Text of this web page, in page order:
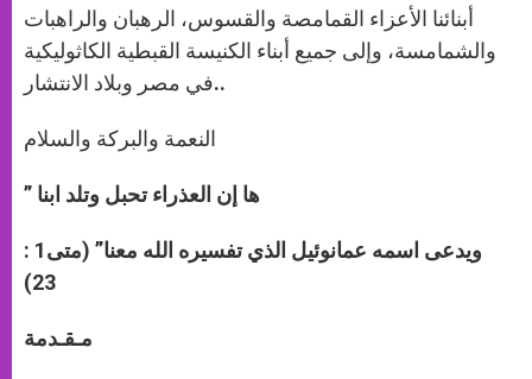
أبنائنا الأعزاء القمامصة والقسوس، الرهبان والراهبات
والشمامسة، وإلى جميع أبناء الكنيسة القبطية الكاثوليكية
في مصر وبلاد الانتشار..
النعمة والبركة والسلام
” ها إن العذراء تحبل وتلد ابنا
ويدعى اسمه عمانوئيل الذي تفسيره الله معنا” (متى1 :
23)
مـقـدمة